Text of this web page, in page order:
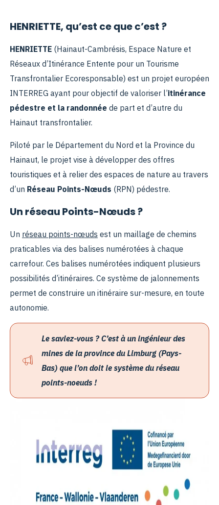
HENRIETTE, qu’est ce que c’est ?
HENRIETTE (Hainaut-Cambrésis, Espace Nature et
Réseaux d’Itinérance Entente pour un Tourisme
Transfrontalier Ecoresponsable) est un projet européen
INTERREG ayant pour objectif de valoriser l’itinérance
pédestre et la randonnée de part et d’autre du
Hainaut transfrontalier.
Piloté par le Département du Nord et la Province du
Hainaut, le projet vise à développer des offres
touristiques et à relier des espaces de nature au travers
d’un Réseau Points-Nœuds (RPN) pédestre.
Un réseau Points-Nœuds ?
Un réseau points-nœuds est un maillage de chemins
praticables via des balises numérotées à chaque
carrefour. Ces balises numérotées indiquent plusieurs
possibilités d’itinéraires. Ce système de jalonnements
permet de construire un itinéraire sur-mesure, en toute
autonomie.
Le saviez-vous ? C’est à un ingénieur des
mines de la province du Limburg (Pays-
Bas) que l’on doit le système du réseau
points-noeuds !